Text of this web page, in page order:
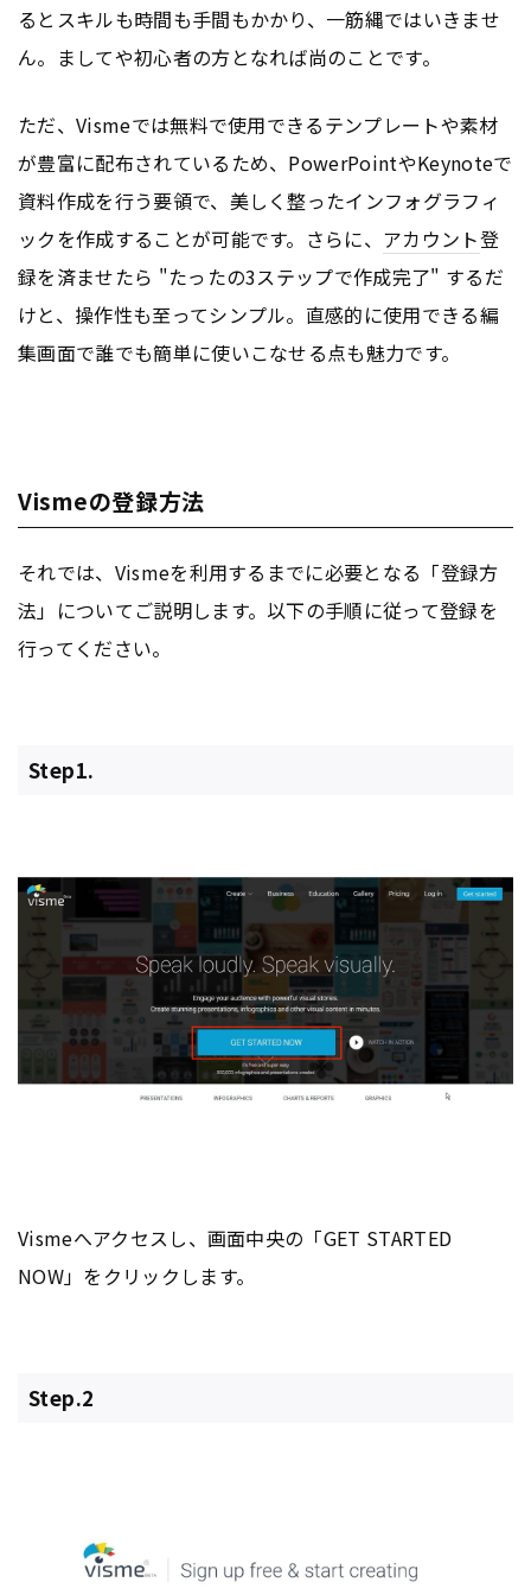
るとスキルも時間も手間もかかり、一筋縄ではいきませ
ん。ましてや初心者の方となれば尚のことです。
ただ、Vismeでは無料で使用できるテンプレートや素材
が豊富に配布されているため、PowerPointやKeynoteで
資料作成を行う要領で、美しく整ったインフォグラフィ
ックを作成することが可能です。さらに、 アカウント登
録を済ませたら "たったの3ステップで作成完了" するだ
けと、操作性も至ってシンプル。直感的に使用できる編
集画面で誰でも簡単に使いこなせる点も魅力です。
Vismeの登録方法
それでは、Vismeを利用するまでに必要となる「登録方
法」についてご説明します。以下の手順に従って登録を
行ってください。
Step1.
Vismeへアクセスし、画面中央の「GET STARTED
NOW」をクリックします。
Step.2